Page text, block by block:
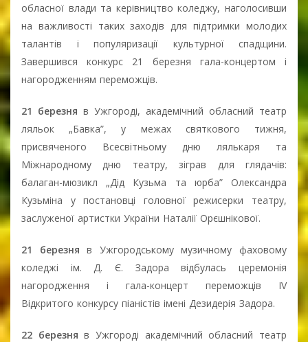
обласної влади та керівництво коледжу, наголосивши
на важливості таких заходів для підтримки молодих
талантів і популяризації культурної спадщини.
Завершився конкурс 21 березня гала-концертом і
нагородженням переможців.
21 березня в Ужгороді, академічний обласний театр
ляльок „Бавка”, у межах святкового тижня,
присвяченого Всесвітньому дню лялькаря та
Міжнародному дню театру, зіграв для глядачів:
балаган-мюзикл „Дід Кузьма та юрба” Олександра
Кузьміна у постановці головної режисерки театру,
заслуженої артистки України Наталії Орєшнікової.
21 березняв Ужгородському музичному фаховому
коледжі ім. Д. Є. Задора відбулась церемонія
нагородження і гала-концерт переможців IV
Відкритого конкурсу піаністів імені Дезидерія Задора.
22 березняв Ужгороді академічний обласний театр